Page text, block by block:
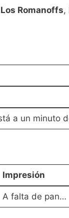
Los Romanoffs,
a un minuto
Impresión
A falta de pan…